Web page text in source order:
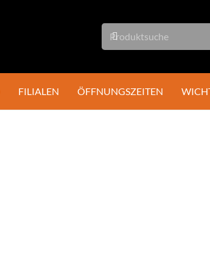
FILIALEN ÖFFNUNGSZEITEN